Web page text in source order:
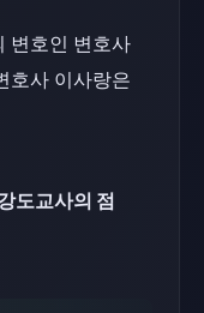
변호인 변호사
호사 이사랑은
도교사의 점